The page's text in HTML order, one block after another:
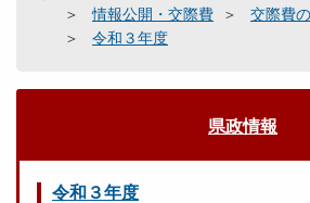
情報公開・交際費
交際費
令和３年度
県政情報
令和３年度